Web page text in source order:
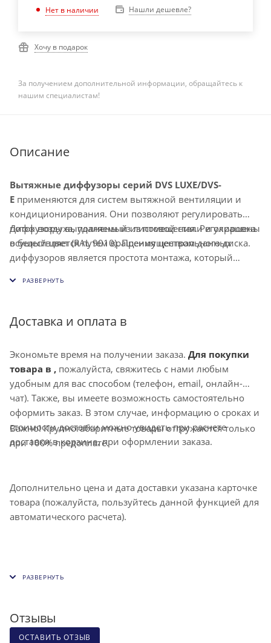
Нет в наличии Нашли дешевле?
Хочу в подарок
За получением дополнительной информации, обращайтесь к
нашим специалистам!
Описание
Вытяжные диффузоры cерий DVS LUXE/DVS-
E применяются для систем вытяжной вентиляции и
кондиционирования. Они позволяют регулировать
поток воздуха, удаляемый из помещения. Регулировка
осуществляется путем вращения центрального диска.
Диффузоры выполнены из листовой стали и окрашены
в белый цвет (RAL 9010). Преимуществом данных
диффузоров является простота монтажа, который
низкий уровень шума.
Доставка и оплата в
Экономьте время на получении заказа. Для покупки
товара в , пожалуйста, свяжитесь с нами любым
удобным для вас способом (телефон, email, онлайн-
чат). Также, вы имеете возможность самостоятельно
оформить заказ. В этом случае, информацию о сроках и
стоимости доставки можно увидеть при расчете
доставки в корзине, при оформлении заказа.
Важно! Крупногабаритные товары отгружаются только
при 100% предоплате.
Дополнительно цена и дата доставки указана карточке
товара (пожалуйста, пользуйтесь данной функцией для
автоматического расчета).
Отзывы
ОСТАВИТЬ ОТЗЫВ